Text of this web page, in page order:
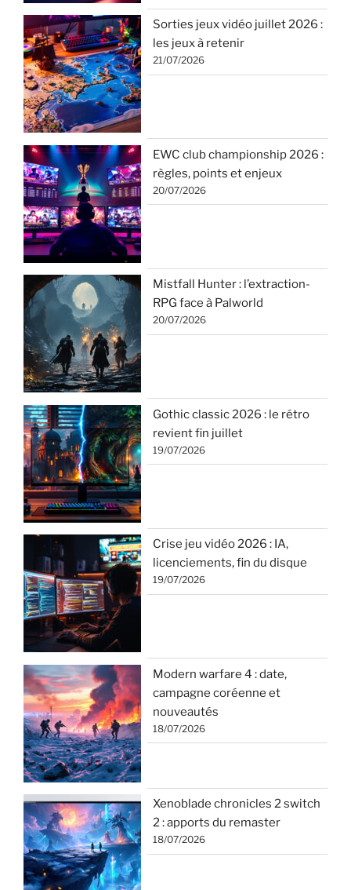
Sorties jeux vidéo juillet 2026 :
les jeux à retenir
21/07/2026
EWC club championship 2026 :
règles, points et enjeux
20/07/2026
Mistfall Hunter : l’extraction-
RPG face à Palworld
20/07/2026
Gothic classic 2026 : le rétro
revient fin juillet
19/07/2026
Crise jeu vidéo 2026 : IA,
licenciements, fin du disque
19/07/2026
Modern warfare 4 : date,
campagne coréenne et
nouveautés
18/07/2026
Xenoblade chronicles 2 switch
2 : apports du remaster
18/07/2026